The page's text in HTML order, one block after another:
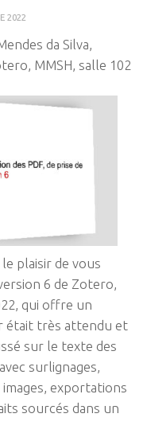
2022
da Silva,
MMSH, salle 102
le plaisir de vous
6 de Zotero,
qui offre un
était très attendu et
sur le texte des
surlignages,
exportations
sourcés dans un